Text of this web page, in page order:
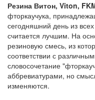
Резина Витон, Viton,
фторкаучука,
сегодняшний день из
считается лучшим. На
резиновую смесь, из
соответствии с
словосочетание
аббревиатурами, но
изменяются.